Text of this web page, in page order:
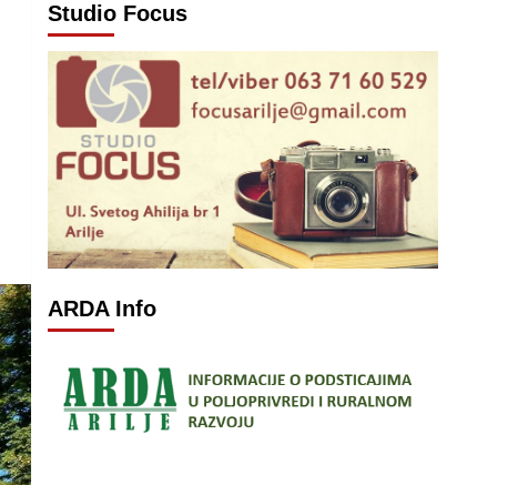
Studio Focus
ARDA Info